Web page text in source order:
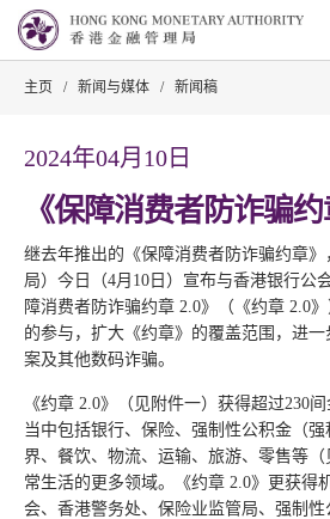
主页 / 新闻与媒体 / 新闻稿
2024年04月10日
《保障消费者防诈骗约
继去年推出的《保障消费者防诈骗约章
局）今日（4月10日）宣布与香港银行公
障消费者防诈骗约章 2.0》（《约章 2.0
的参与，扩大《约章》的覆盖范围，进
案及其他数码诈骗。
《约章 2.0》（见附件一）获得超过230
当中包括银行、保险、强制性公积金（
界、餐饮、物流、运输、旅游、零售等（
常生活的更多领域。《约章 2.0》更获得
会、香港警务处、保险业监管局、强制